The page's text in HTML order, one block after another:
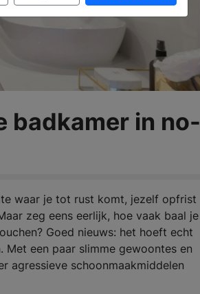
badkamer in no-
waar je tot rust komt, jezelf opfrist
zeg eens eerlijk, hoe vaak baal je
Goed nieuws: het hoeft echt
een paar slimme gewoontes en
agressieve schoonmaakmiddelen